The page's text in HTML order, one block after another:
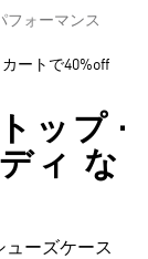
フォーマンス
カートで40%off
ップ •
ィ な
ューズケース